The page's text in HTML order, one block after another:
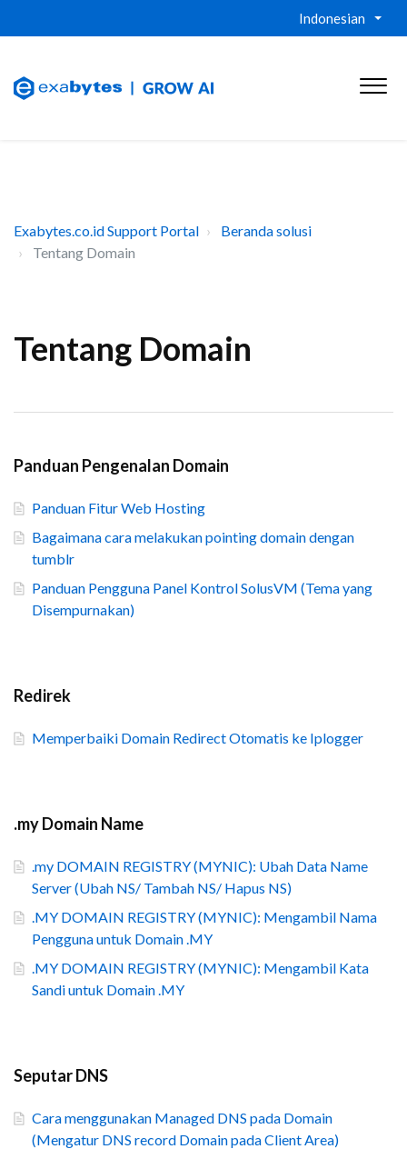
Indonesian
Exabytes.co.id Support Portal
Beranda solusi
Tentang Domain
Tentang Domain
Panduan Pengenalan Domain
Panduan Fitur Web Hosting
Bagaimana cara melakukan pointing domain dengan
tumblr
Panduan Pengguna Panel Kontrol SolusVM (Tema yang
Disempurnakan)
Redirek
Memperbaiki Domain Redirect Otomatis ke Iplogger
.my Domain Name
.my DOMAIN REGISTRY (MYNIC): Ubah Data Name
Server (Ubah NS/ Tambah NS/ Hapus NS)
.MY DOMAIN REGISTRY (MYNIC): Mengambil Nama
Pengguna untuk Domain .MY
.MY DOMAIN REGISTRY (MYNIC): Mengambil Kata
Sandi untuk Domain .MY
Seputar DNS
Cara menggunakan Managed DNS pada Domain
(Mengatur DNS record Domain pada Client Area)